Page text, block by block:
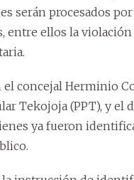
serán procesados
entre ellos la violación
el concejal Herminio
Tekojoja (PPT), y el
ya fueron